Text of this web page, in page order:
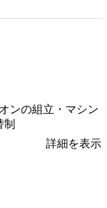
ンの組立・マシン
詳細を表示